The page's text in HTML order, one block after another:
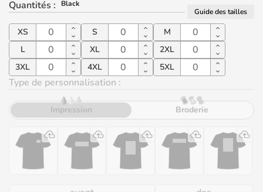
Black
Quantités : Guide des tailles
XS S
M
L
XL
2XL
3XL
4XL 5XL
Type de personnalisation :
Impression Broderie